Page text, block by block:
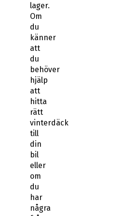
lager.
Om
du
känner
att
du
behöver
hjälp
att
hitta
rätt
vinterdäck
till
din
bil
eller
om
du
har
några